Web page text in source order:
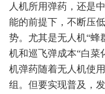
人机所用弹药，还是
能的前提下，不断压
势。尤其是无人机“蜂
机和巡飞弹成本“白菜
机弹药随着无人机使
组。但要实现普及，